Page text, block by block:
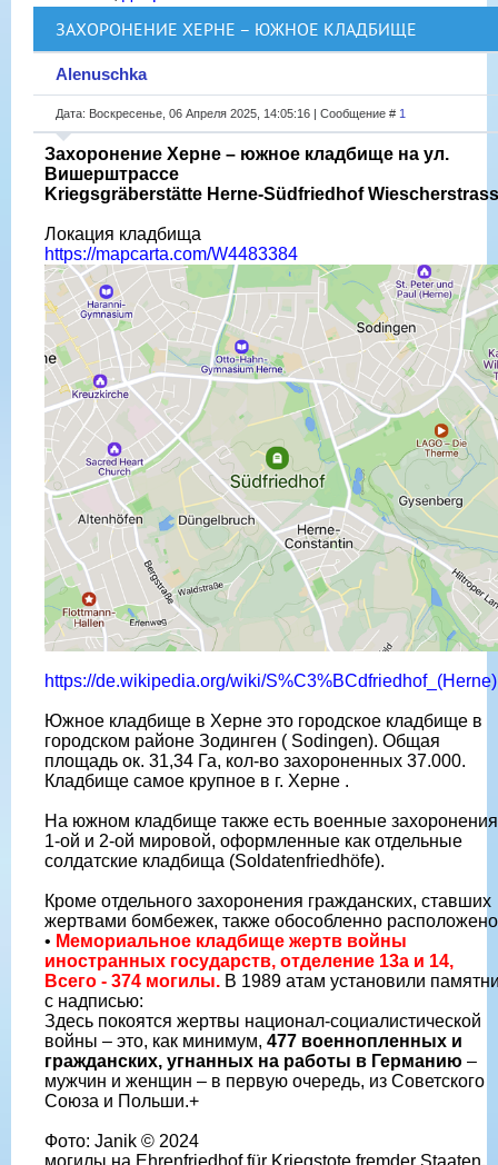
ЗАХОРОНЕНИЕ ХЕРНЕ – ЮЖНОЕ КЛАДБИЩЕ
Alenuschka
Дата: Воскресенье, 06 Апреля 2025, 14:05:16 | Сообщение # 1
Захоронение Херне – южное кладбище на ул.
Вишерштрассе
Kriegsgräberstätte Herne-Südfriedhof
Локация кладбища
https://mapcarta.com/W4483384
https://de.wikipedia.org/wiki/S%C3%BCdfriedhof_(Herne)
Южное кладбище в Херне это городское кладбище в
городском районе Зодинген ( Sodingen). Общая
площадь ок. 31,34 Га, кол-во захороненных 37.000.
Кладбище самое крупное в г. Херне .
На южном кладбище также есть военные захоронения
1-ой и 2-ой мировой, оформленные как отдельные
солдатские кладбища (Soldatenfriedhöfe).
Кроме отдельного захоронения гражданских, ставших
жертвами бомбежек, также обособленно расположено
• Мемориальное кладбище жертв войны
иностранных государств, отделение 13a и 14,
Всего - 374 могилы. В 1989 aтам установили
с надписью:
Здесь покоятся жертвы национал-социалистической
войны – это, как минимум, 477 военнопленных и
гражданских, угнанных на работы в Германию –
мужчин и женщин – в первую очередь, из Советского
Союза и Польши.+
Фото: Janik © 2024